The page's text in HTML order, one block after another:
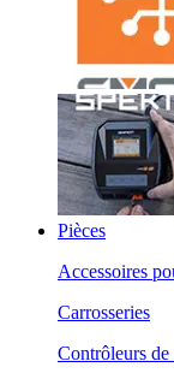
Pièces
Accessoires
Carrosseries
Contrôleurs